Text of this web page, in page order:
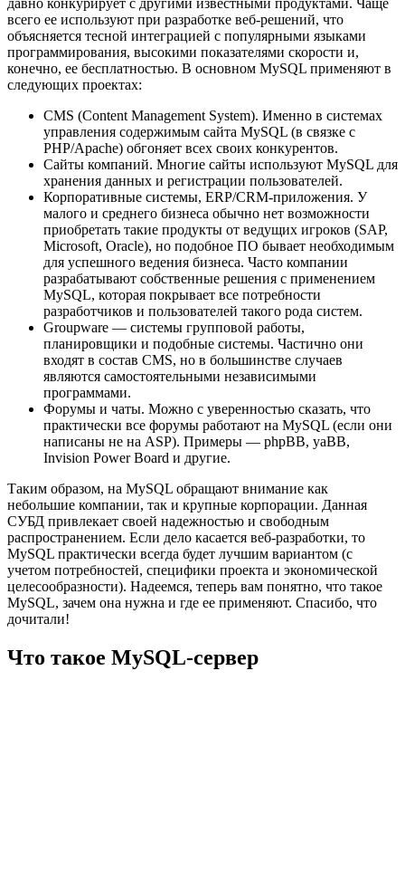
давно конкурирует с другими известными продуктами. Чаще
всего ее используют при разработке веб-решений, что
объясняется тесной интеграцией с популярными языками
программирования, высокими показателями скорости и,
конечно, ее бесплатностью. В основном MySQL применяют в
следующих проектах:
CMS (Content Management System). Именно в системах
управления содержимым сайта MySQL (в связке с
PHP/Apache) обгоняет всех своих конкурентов.
Сайты компаний. Многие сайты используют MySQL для
хранения данных и регистрации пользователей.
Корпоративные системы, ERP/CRM-приложения. У
малого и среднего бизнеса обычно нет возможности
приобретать такие продукты от ведущих игроков (SAP,
Microsoft, Oracle), но подобное ПО бывает необходимым
для успешного ведения бизнеса. Часто компании
разрабатывают собственные решения с применением
MySQL, которая покрывает все потребности
разработчиков и пользователей такого рода систем.
Groupware — системы групповой работы,
планировщики и подобные системы. Частично они
входят в состав CMS, но в большинстве случаев
являются самостоятельными независимыми
программами.
Форумы и чаты. Можно с уверенностью сказать, что
практически все форумы работают на MySQL (если они
написаны не на ASP). Примеры — phpBB, yaBB,
Invision Power Board и другие.
Таким образом, на MySQL обращают внимание как
небольшие компании, так и крупные корпорации. Данная
СУБД привлекает своей надежностью и свободным
распространением. Если дело касается веб-разработки, то
MySQL практически всегда будет лучшим вариантом (с
учетом потребностей, специфики проекта и экономической
целесообразности). Надеемся, теперь вам понятно, что такое
MySQL, зачем она нужна и где ее применяют. Спасибо, что
дочитали!
Что такое MySQL-сервер